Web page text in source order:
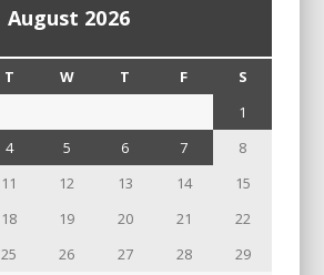
August 2026
T W T F
S
1
4 5 6 7
8
11 12 13 14
15
18 19 20 21
22
25 26 27 28
29